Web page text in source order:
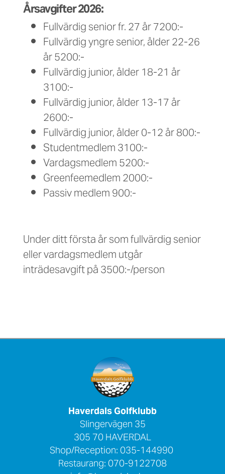
Årsavgifter 2026:
Fullvärdig senior fr. 27 år 7200:-
Fullvärdig yngre senior, ålder 22-26
år 5200:-
Fullvärdig junior, ålder 18-21 år
3100:-
Fullvärdig junior, ålder 13-17 år
2600:-
Fullvärdig junior, ålder 0-12 år 800:-
Studentmedlem 3100:-
Vardagsmedlem 5200:-
Greenfeemedlem 2000:-
Passiv medlem 900:-
Under ditt första år som fullvärdig senior
eller vardagsmedlem utgår
inträdesavgift på 3500:-/person
Haverdals Golfklubb
Slingervägen 35
305 70 HAVERDAL
Shop/Reception: 035-144990
Restaurang: 070-9122708